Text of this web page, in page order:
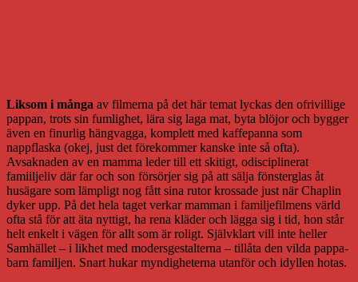
Liksom i många av filmerna på det här temat lyckas den ofrivillige
pappan, trots sin fumlighet, lära sig laga mat, byta blöjor och bygger
även en finurlig hängvagga, komplett med kaffepanna som
nappflaska (okej, just det förekommer kanske inte så ofta).
Avsaknaden av en mamma leder till ett skitigt, odisciplinerat
famiiljeliv där far och son försörjer sig på att sälja fönsterglas åt
husägare som lämpligt nog fått sina rutor krossade just när Chaplin
dyker upp. På det hela taget verkar mamman i familjefilmens värld
ofta stå för att äta nyttigt, ha rena kläder och lägga sig i tid, hon står
helt enkelt i vägen för allt som är roligt. Självklart vill inte heller
Samhället – i likhet med modersgestalterna – tillåta den vilda pappa-
barn familjen. Snart hukar myndigheterna utanför och idyllen hotas.